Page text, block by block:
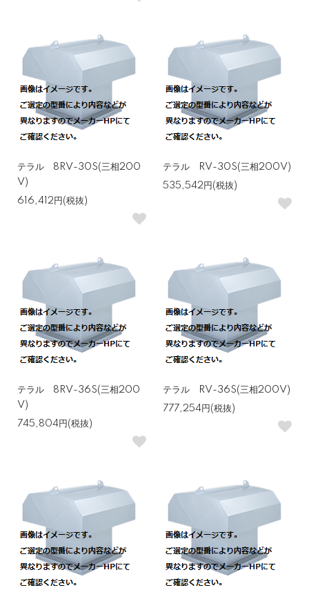
テラル 8RV-30S(三相200
V)
616,412円(税抜)
テラル RV-30S(三相200V)
535,542円(税抜)
テラル 8RV-36S(三相200
V)
745,804円(税抜)
テラル RV-36S(三相200V)
777,254円(税抜)